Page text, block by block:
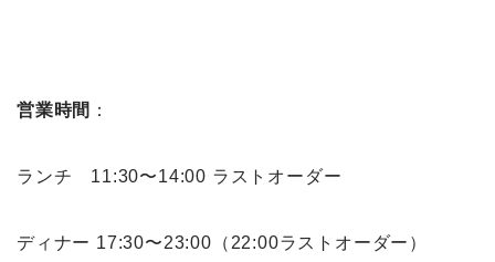
営業時間 ：
ランチ 11:30〜14:00 ラストオーダー
ディナー 17:30〜23:00（22:00ラストオーダー）